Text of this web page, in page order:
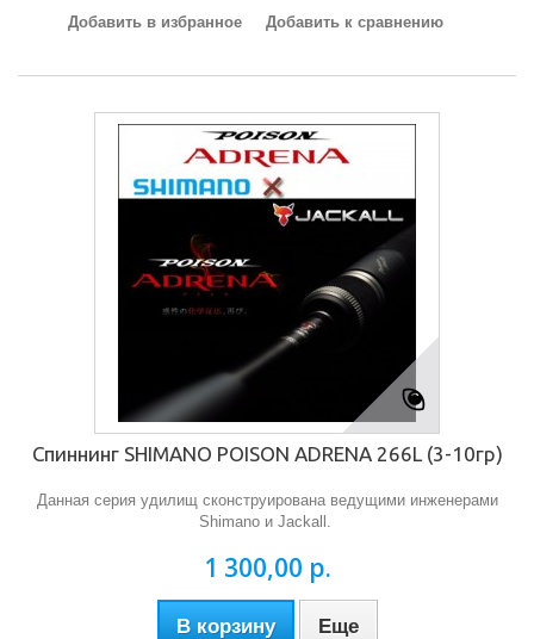
Добавить в избранное Добавить к сравнению
Спиннинг SHIMANO POISON ADRENA 266L (3-10гр)
Данная серия удилищ сконструирована ведущими инженерами
Shimano и Jackall.
1 300,00 р.
В корзину Еще